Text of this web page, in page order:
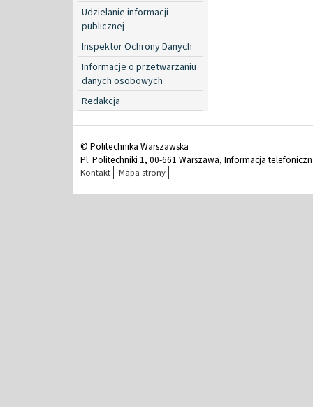
Udzielanie informacji
publicznej
Inspektor Ochrony Danych
Informacje o przetwarzaniu
danych osobowych
Redakcja
© Politechnika Warszawska
Pl. Politechniki 1, 00-661 Warszawa, Informacja
Kontakt Mapa strony